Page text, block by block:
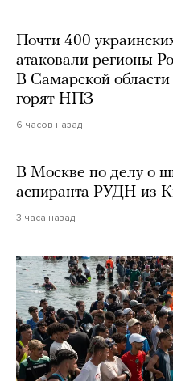
Почти 400
атаковали регионы
В Самарской
горят НПЗ
6 часов назад
В Москве по делу о
аспиранта РУДН из
3 часа назад